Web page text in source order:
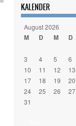
KALENDER
August 2026
M D M D
3
4 5 6
10
11 12 13
17
18 19 20
24
25 26 27
31